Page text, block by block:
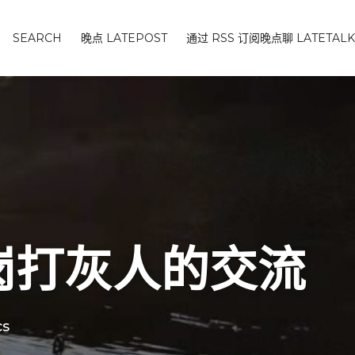
SEARCH 晚点 LATEPOST 通过 RSS 订阅晚点聊 LATETALK
灰人的交流